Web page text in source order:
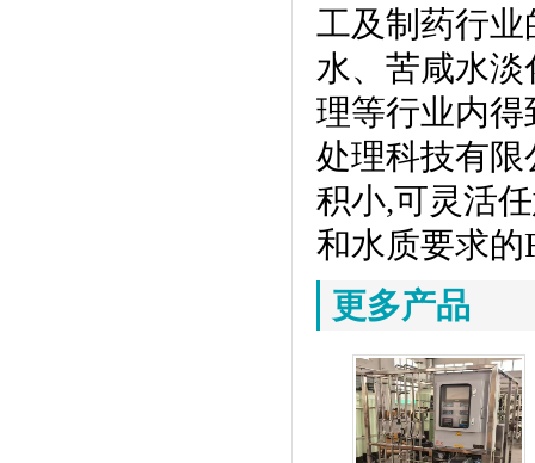
工及制药行
水、苦咸水
理等行业内
处理科技有
积小,可灵活
和水质要求的
更多产品